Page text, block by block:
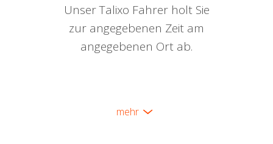
Unser Talixo Fahrer holt Sie
zur angegebenen Zeit am
angegebenen Ort ab.
mehr